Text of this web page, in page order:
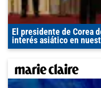
El presidente de Corea
interés asiático en